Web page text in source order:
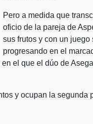
Pero a medida que
oficio de la pareja de
sus frutos y con un
progresando en el
el que el dúo de
y ocupan la segunda